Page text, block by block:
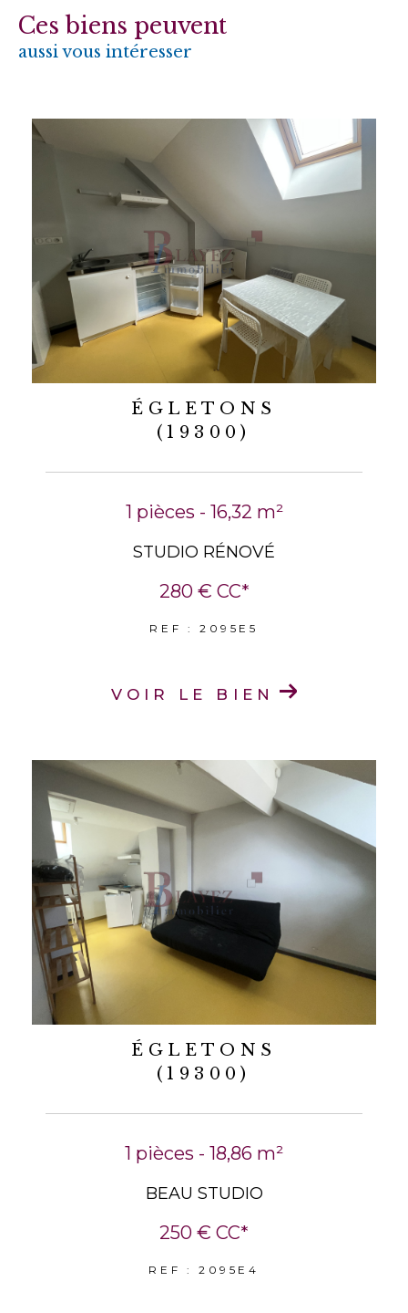
Ces biens peuvent
aussi vous intéresser
ÉGLETONS
(19300)
1 pièces - 16,32 m²
STUDIO RÉNOVÉ
280 € CC*
REF : 2095E5
VOIR LE BIEN
ÉGLETONS
(19300)
1 pièces - 18,86 m²
BEAU STUDIO
250 € CC*
REF : 2095E4